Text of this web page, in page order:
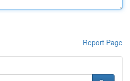
Report Page